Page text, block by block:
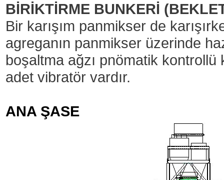
BİRİKTİRME BUNKERİ
Bir karışım panmikser de
agreganın panmikser üzerinde
boşaltma ağzı pnömatik
adet vibratör vardır.
ANA ŞASE